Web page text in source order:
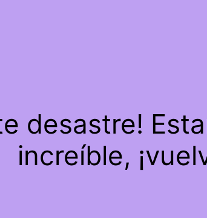
desastre!
increíble,